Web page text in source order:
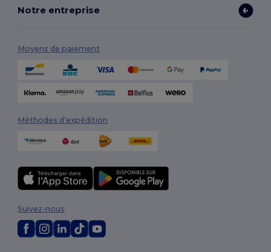
Notre entreprise
Moyens de paiement
Méthodes d'expédition
Suivez-nous